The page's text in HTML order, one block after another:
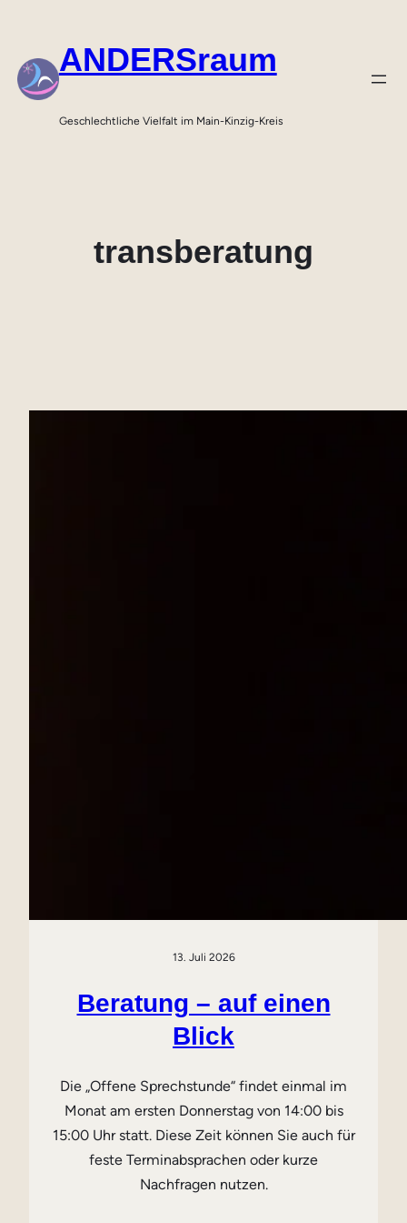
springenANDERSraum
Geschlechtliche Vielfalt im Main-Kinzig-Kreis
transberatung
13. Juli 2026
Beratung – auf einen
Blick
Die „Offene Sprechstunde“ findet einmal im
Monat am ersten Donnerstag von 14:00 bis
15:00 Uhr statt. Diese Zeit können Sie auch für
feste Terminabsprachen oder kurze
Nachfragen nutzen.